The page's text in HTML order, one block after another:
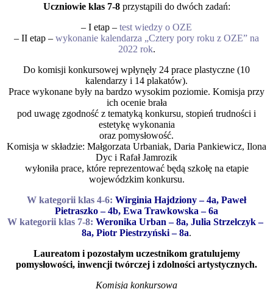
Uczniowie klas 7-8przystąpili do dwóch zadań:
– I etap – test wiedzy o OZE
– II etap – wykonanie kalendarza „Cztery pory roku z OZE” na
2022 rok.
Do komisji konkursowej wpłynęły 24 prace plastyczne (10
kalendarzy i 14 plakatów).
Prace wykonane były na bardzo wysokim poziomie. Komisja przy
ich ocenie brała
pod uwagę zgodność z tematyką konkursu, stopień trudności i
estetykę wykonania
oraz pomysłowość.
Komisja w składzie: Małgorzata Urbaniak, Daria Pankiewicz, Ilona
Dyc i Rafał Jamrozik
wyłoniła prace, które reprezentować będą szkołę na etapie
wojewódzkim konkursu.
W kategorii klas 4-6: Wirginia Hajdziony – 4a, Paweł
Pietraszko – 4b, Ewa Trawkowska – 6a
W kategorii klas 7-8: Weronika Urban – 8a, Julia Strzelczyk –
8a, Piotr Piestrzyński – 8a.
Laureatom i pozostałym uczestnikom gratulujemy
pomysłowości, inwencji twórczej i zdolności artystycznych.
Komisja konkursowa